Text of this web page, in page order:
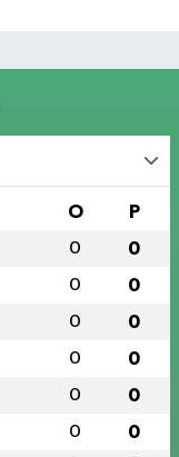
O P
0 0
0 0
0 0
0 0
0 0
0 0